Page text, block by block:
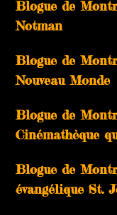
Blogue de
Notman
Blogue de
Nouveau Monde
Blogue de
Cinémathèque
Blogue de
évangélique St.